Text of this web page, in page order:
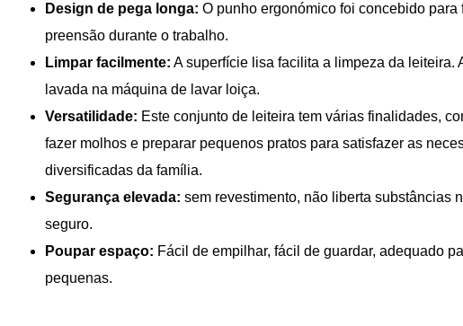
Design de pega longa: O punho ergonómico foi concebido para
preensão durante o trabalho.
Limpar facilmente: A superfície lisa facilita a limpeza da leiteira.
lavada na máquina de lavar loiça.
Versatilidade: Este conjunto de leiteira tem várias finalidades,
fazer molhos e preparar pequenos pratos para satisfazer as
diversificadas da família.
Segurança elevada: sem revestimento, não liberta substâncias
seguro.
Poupar espaço: Fácil de empilhar, fácil de guardar, adequado
pequenas.